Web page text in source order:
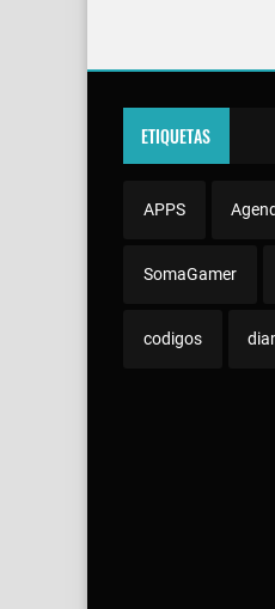
ETIQUETAS
APPS
SomaGamer
codigos